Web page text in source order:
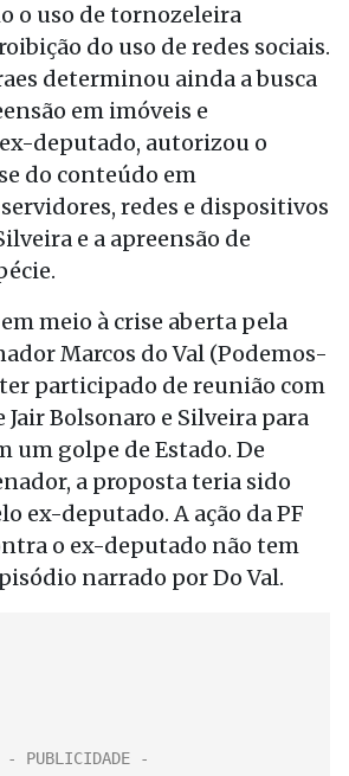
o uso de tornozeleira
do uso de redes sociais.
determinou ainda a busca
em imóveis e
deputado, autorizou o
do conteúdo em
redes e dispositivos
e a apreensão de
meio à crise aberta pela
Marcos do Val (Podemos-
participado de reunião com
Bolsonaro e Silveira para
um golpe de Estado. De
a proposta teria sido
ex-deputado. A ação da PF
o ex-deputado não tem
narrado por Do Val.